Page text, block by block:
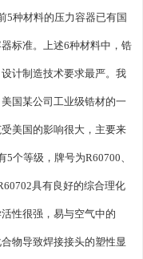
5种材料的压力容器已有国
标准。上述6种材料中，锆
计制造技术要求最严。我
国某公司工业级锆材的一
美国的影响很大，主要来
个等级，牌号为R60700、
具有良好的综合理化
性很强，易与空气中的
物导致焊接接头的塑性显